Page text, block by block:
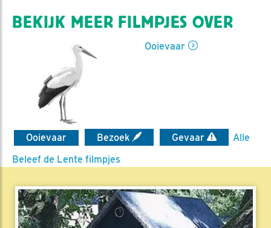
BEKIJK MEER FILMPJES OVER
Ooievaar
Ooievaar Bezoek Gevaar
Alle
Beleef de Lente filmpjes